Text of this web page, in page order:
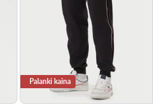
Palanki kaina